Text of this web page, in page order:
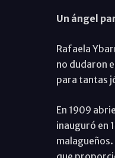
Un ángel
Rafaela
no dudaron
para tantas
En 1909
inauguró en